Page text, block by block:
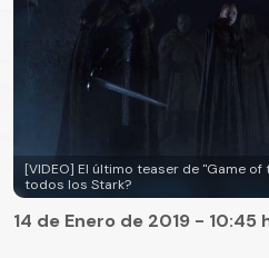
[VIDEO] El último teaser de "Game
todos los Stark?
14 de Enero de 2019 - 10:45